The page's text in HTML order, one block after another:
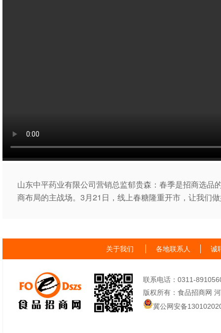
山东中平药业有限公司营销总监郁贵森：春季是招商选
商布局的主战场。3月21日，线上春糖隆重开市，让我们
关于我们 各地联系人 诚
联系电话：0311-
版权所有：食品招商网
冀公网安备